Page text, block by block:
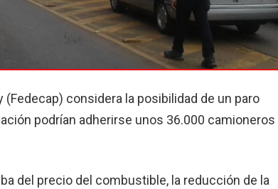
(Fedecap) considera la posibilidad de un paro
podrían adherirse unos 36.000 camioneros
del precio del combustible, la reducción de la